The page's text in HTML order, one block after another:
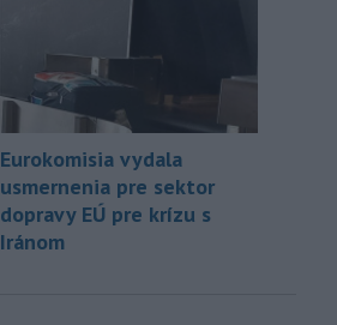
Eurokomisia vydala
usmernenia pre sektor
dopravy EÚ pre krízu s
Iránom